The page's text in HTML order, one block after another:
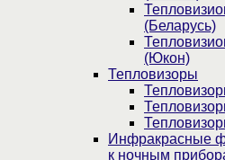
(Беларусь)
(Юкон)
Тепловизоры
Инфракрасные
к ночным